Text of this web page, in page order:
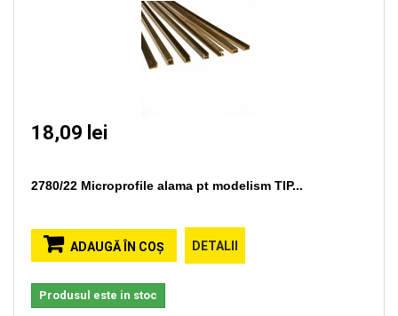
18,09 lei
2780/22 Microprofile alama pt modelism TIP...
ADAUGĂ ÎN COŞ DETALII
Produsul este in stoc